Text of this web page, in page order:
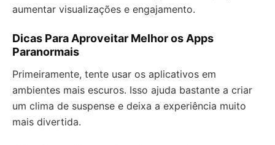
aumentar visualizações e engajamento.
Dicas Para Aproveitar Melhor os Apps
Paranormais
Primeiramente, tente usar os aplicativos em
ambientes mais escuros. Isso ajuda bastante a criar
um clima de suspense e deixa a experiência muito
mais divertida.